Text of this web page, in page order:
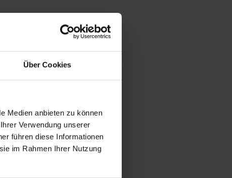
Über Cookies
Medien anbieten zu können
Verwendung unserer
führen diese Informationen
im Rahmen Ihrer Nutzung